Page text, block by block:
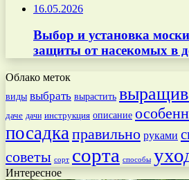
16.05.2026
Выбор и установка
защиты от насекомых в
Облако меток
виды выбрать вырастить
даче дачи инструкция описание
посадкаправильно руками
советы сорт сорта способы
Интересное